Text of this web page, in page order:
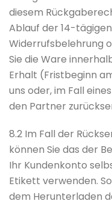
diesem
Ablauf der 14-
Widerrufsbelehrung
Sie die Ware
Erhalt (Fristbeginn
uns oder, im Fall
den Partner
8.2 Im Fall der
können Sie das der
Ihr Kundenkonto
Etikett verwenden.
dem Herunterladen